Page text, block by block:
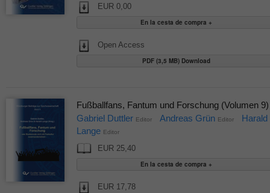
EUR 0,00
Open Access
PDF (3,5 MB) Download
Fußballfans, Fantum und Forschung (Volumen 9)
Gabriel Duttler Editor Andreas Grün Editor
Harald
Lange Editor
EUR 25,40
EUR 17,78